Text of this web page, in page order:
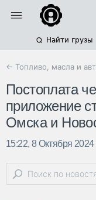
Найти грузы
← Топливо, масла и
Постоплата
приложение
Омска и
15:22, 8 Октября 2024